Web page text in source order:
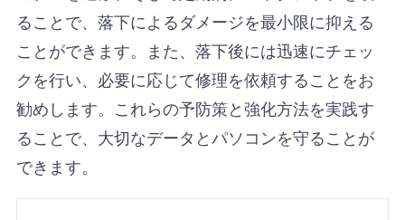
ることで、落下によるダメージを最小限に抑える
ことができます。また、落下後には迅速にチェッ
クを行い、必要に応じて修理を依頼することをお
勧めします。これらの予防策と強化方法を実践す
ることで、大切なデータとパソコンを守ることが
できます。